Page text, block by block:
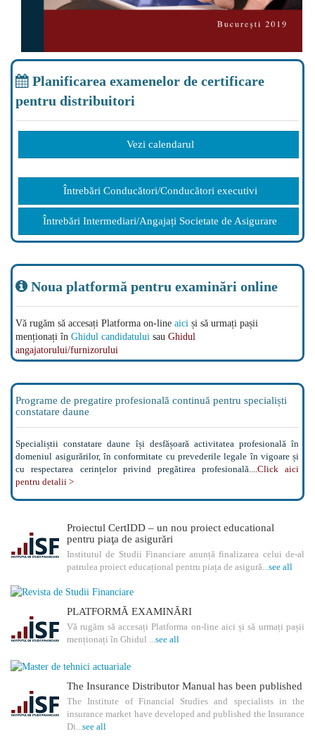
Planificarea examenelor de certificare
pentru distribuitori
Vezi calendarul
Întrebări Conducători/Conducători executivi
Întrebări Intermediari/Angajați Societate de Asigurare
Noua platformă pentru examinări online
Vă rugăm să accesați Platforma on-lineaici și să urmați pașii
menționați înGhidul candidatului sauGhidul
angajatorului/furnizorului
Programe de pregatire profesională continuă pentru specialiști
constatare daune
Specialiștii constatare daune își desfășoară activitatea profesională în
domeniul asigurărilor, în conformitate cu prevederile legale în vigoare și
cu respectarea cerințelor privind pregătirea profesională....Click aici
pentru detalii >
Proiectul CertIDD – un nou proiect educational
pentru piaţa de asigurări
Institutul de Studii Financiare anunță finalizarea celui de-al
patrulea proiect educațional pentru piața de asigură...see all
PLATFORMĂ EXAMINĂRI
Vă rugăm să accesați Platforma on-line aici și să urmați pașii
menționați în Ghidul ...see all
The Insurance Distributor Manual has been published
The Institute of Financial Studies and specialists in the
insurance market have developed and published the Insurance
Di... see all